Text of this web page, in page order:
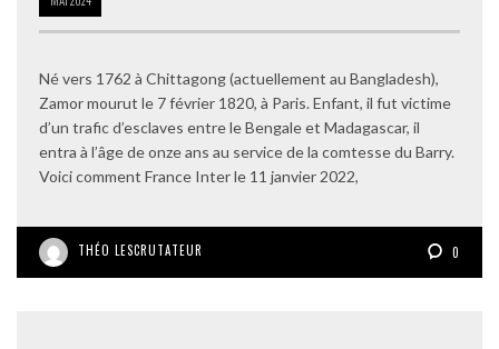
Né vers 1762 à Chittagong (actuellement au Bangladesh),
Zamor mourut le 7 février 1820, à Paris. Enfant, il fut victime
d’un trafic d’esclaves entre le Bengale et Madagascar, il
entra à l’âge de onze ans au service de la comtesse du Barry.
Voici comment France Inter le 11 janvier 2022,
THÉO LESCRUTATEUR 0